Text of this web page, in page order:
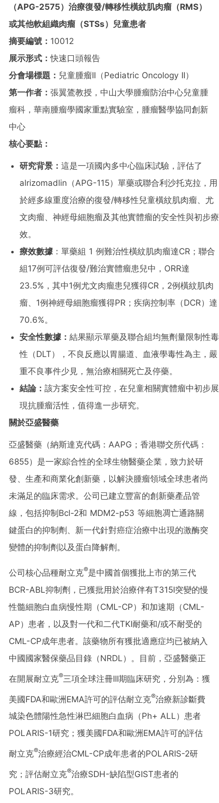
（APG-2575）治療復發/轉移性橫紋肌肉瘤（RMS）
或其他軟組織肉瘤（STSs）兒童患者
摘要編號： 10012
展示形式：快速口頭報告
分會場標題： 兒童腫瘤II（Pediatric Oncology II）
第一作者： 張翼鷟教授，中山大學腫瘤防治中心兒童腫
瘤科，華南腫瘤學國家重點實驗室，腫瘤醫學協同創新
中心
核心要點：
研究背景： 這是一項國內多中心臨床試驗，評估了
alrizomadlin（APG-115）單藥或聯合利沙托克拉，用
於經多線重度治療的復發/轉移性兒童橫紋肌肉瘤、尤
文肉瘤、神經母細胞瘤及其他實體瘤的安全性與初步療
效。
療效數據 ：單藥組 1 例難治性橫紋肌肉瘤達CR；聯合
組17例可評估復發/難治實體瘤患兒中，ORR達
23.5%，其中1例尤文肉瘤患兒獲得CR，2例橫紋肌肉
瘤、1例神經母細胞瘤獲得PR；疾病控制率（DCR）達
70.6%。
安全性數據： 結果顯示單藥及聯合組均無劑量限制性毒
性（DLT），不良反應以胃腸道、血液學毒性為主，嚴
重不良事件少見，無治療相關死亡及停藥。
結論： 該方案安全性可控，在兒童相關實體瘤中初步展
現抗腫瘤活性，值得進一步研究。
關於亞盛醫藥
亞盛醫藥（納斯達克代碼：AAPG；香港聯交所代碼：
6855）是一家綜合性的全球生物醫藥企業，致力於研
發、生產和商業化創新藥，以解決腫瘤領域全球患者尚
未滿足的臨床需求。公司已建立豐富的創新藥產品管
線，包括抑制Bcl-2和 MDM2-p53 等細胞凋亡通路關
鍵蛋白的抑制劑、新一代針對癌症治療中出現的激酶突
變體的抑制劑以及蛋白降解劑。
公司核心品種耐立克®是中國首個獲批上市的第三代
BCR-ABL抑制劑，已獲批用於治療伴有T315I突變的慢
性髓細胞白血病慢性期（CML-CP）和加速期（CML-
AP）患者，以及對一代和二代TKI耐藥和/或不耐受的
CML-CP成年患者。該藥物所有獲批適應症均已被納入
中國國家醫保藥品目錄（NRDL）。目前，亞盛醫藥正
在開展耐立克®三項全球注冊III期臨床研究，分別為：獲
美國FDA和歐洲EMA許可的評估耐立克®治療新診斷費
城染色體陽性急性淋巴細胞白血病（Ph+ ALL）患者
POLARIS-1研究；獲美國FDA和歐洲EMA許可的評估
耐立克®治療經治CML-CP成年患者的POLARIS-2研
究；評估耐立克®治療SDH-缺陷型GIST患者的
POLARIS-3研究。